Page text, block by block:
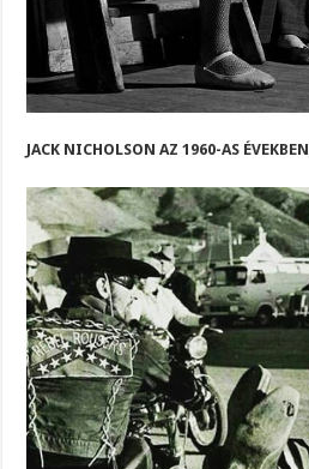
JACK NICHOLSON AZ 1960-AS ÉVEKBEN